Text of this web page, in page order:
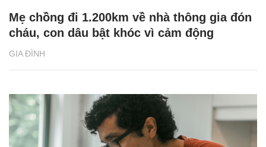
GIA ĐÌNH
Mẹ chồng đi 1.200km về nhà thông gia đón
cháu, con dâu bật khóc vì cảm động